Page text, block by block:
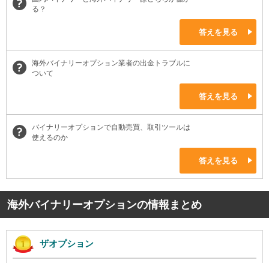
る？
答えを見る
海外バイナリーオプション業者の出金トラブルに
ついて
答えを見る
バイナリーオプションで自動売買、取引ツールは
使えるのか
答えを見る
海外バイナリーオプションの情報まとめ
ザオプション